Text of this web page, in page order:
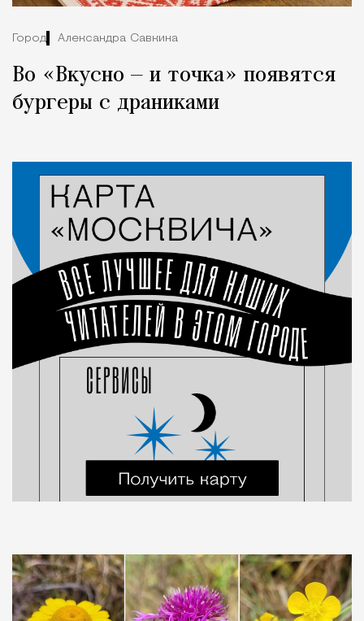
Город Александра Савкина
Во «Вкусно — и точка» появятся
бургеры с драниками